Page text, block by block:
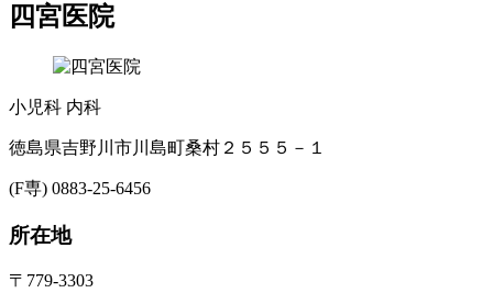
四宮医院
小児科 内科
徳島県吉野川市川島町桑村２５５５－１
(F専) 0883-25-6456
所在地
〒779-3303